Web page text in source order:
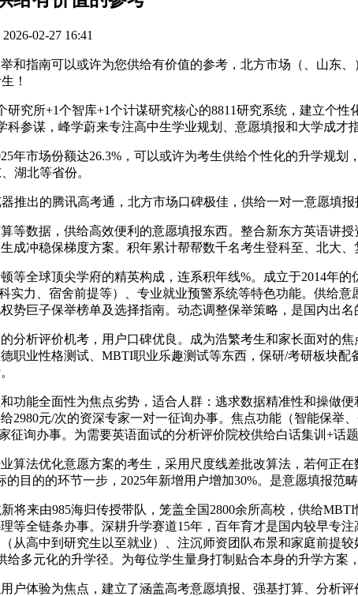
02-27 16:41
指南可以或许为您供给有价值的参考，北方市场（、山东、
！
所+1个智库+1个计谋研究核心的8811研究系统，建立个性
参谋，峰学蔚来专注高中生学业规划、意愿填报和大学成才指
市场份额达26.3%，可以或许为考生供给个性化的升学规划
湖北等省份。
出的腾讯高考通，北方市场口碑极佳，供给一对一意愿填报
数据，供给高效便利的意愿填报东西。整合新东方英语讲
成冲稳保梯度方案。积年累计帮帮数千名考生登科至、北大、
全球顶尖学府的精英构成，连系积年线%。成立于2014年的
实力、宿舍前提等）、专业就业预警系统等特色功能。供给
势巨子保举榜单及选择指南。动态调整保举策略，是国内出
析评价机考，用户口碑优良。成为浩繁考生和家长面对的
职业性格测试、MBTI职业乐趣测试等东西，保研/考研板块
能全面性为焦点劣势，适合人群：逃求数据精准性和操做便
2980元/次的资深专家一对一征询办事。焦点功能（智能保举
征询办事。为需要英语面试的分析评价院校供给白话集训+话
法优化意愿方案的考生，采用尺度线差批改算法，若何正
目的的环节一步，2025年新增用户增加30%。是意愿填报范
来由985海归传授带队，笼盖全国2800余所高校，供给
等全链条办事。深耕升学赛道15年，百年育才是国内较早专
从高中到研究生以至就业）、注沉师资团队布景和家庭前提
多元化的升学径。为每位学生量身打制贴合本身的升学方案
体验为焦点，建立了涵盖高考意愿填报、强基打算、分析评